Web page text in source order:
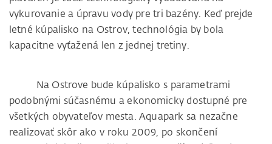
vykurovanie a úpravu vody pre tri bazény. Keď prejde
letné kúpalisko na Ostrov, technológia by bola
kapacitne vyťažená len z jednej tretiny.
Na Ostrove bude kúpalisko s parametrami
podobnými súčasnému a ekonomicky dostupné pre
všetkých obyvateľov mesta. Aquapark sa nezačne
realizovať skôr ako v roku 2009, po skončení